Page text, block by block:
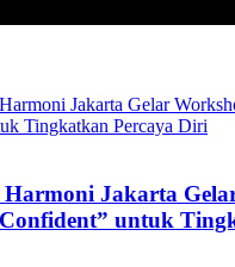
Jakarta
untuk